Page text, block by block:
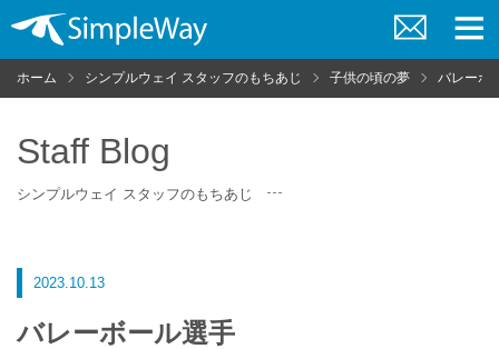
問
い
ニ
ュ
ホーム シンプルウェイ スタッフのもちあじ 子供の頃の夢 バレーボ
Staff Blog
シンプルウェイ スタッフのもちあじ
2023.10.13
バレーボール選手